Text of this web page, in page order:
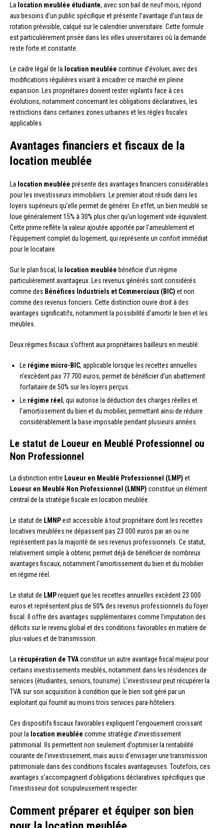
La location meublée étudiante, avec son bail de neuf mois, répond
aux besoins d’un public spécifique et présente l’avantage d’un taux de
rotation prévisible, calqué sur le calendrier universitaire. Cette formule
est particulièrement prisée dans les villes universitaires où la demande
reste forte et constante.
Le cadre légal de la location meublée continue d’évoluer, avec des
modifications régulières visant à encadrer ce marché en pleine
expansion. Les propriétaires doivent rester vigilants face à ces
évolutions, notamment concernant les obligations déclaratives, les
restrictions dans certaines zones urbaines et les règles fiscales
applicables.
Avantages financiers et fiscaux de la
location meublée
La location meublée présente des avantages financiers considérables
pour les investisseurs immobiliers. Le premier atout réside dans les
loyers supérieurs qu’elle permet de générer. En effet, un bien meublé se
loue généralement 15% à 30% plus cher qu’un logement vide équivalent.
Cette prime reflète la valeur ajoutée apportée par l’ameublement et
l’équipement complet du logement, qui représente un confort immédiat
pour le locataire.
Sur le plan fiscal, la location meublée bénéficie d’un régime
particulièrement avantageux. Les revenus générés sont considérés
comme des Bénéfices Industriels et Commerciaux (BIC) et non
comme des revenus fonciers. Cette distinction ouvre droit à des
avantages significatifs, notamment la possibilité d’amortir le bien et les
meubles.
Deux régimes fiscaux s’offrent aux propriétaires bailleurs en meublé:
Le régime micro-BIC, applicable lorsque les recettes annuelles
n’excèdent pas 77 700 euros, permet de bénéficier d’un abattement
forfaitaire de 50% sur les loyers perçus.
Le régime réel , qui autorise la déduction des charges réelles et
l’amortissement du bien et du mobilier, permettant ainsi de réduire
considérablement la base imposable pendant plusieurs années.
Le statut de Loueur en Meublé Professionnel ou
Non Professionnel
La distinction entre Loueur en Meublé Professionnel (LMP) et
Loueur en Meublé Non Professionnel (LMNP) constitue un élément
central de la stratégie fiscale en location meublée.
Le statut de LMNPest accessible à tout propriétaire dont les recettes
locatives meublées ne dépassent pas 23 000 euros par an ou ne
représentent pas la majorité de ses revenus professionnels. Ce statut,
relativement simple à obtenir, permet déjà de bénéficier de nombreux
avantages fiscaux, notamment l’amortissement du bien et du mobilier
en régime réel.
Le statut de LMPrequiert que les recettes annuelles excèdent 23 000
euros et représentent plus de 50% des revenus professionnels du foyer
fiscal. Il offre des avantages supplémentaires comme l’imputation des
déficits sur le revenu global et des conditions favorables en matière de
plus-values et de transmission.
La récupération de TVAconstitue un autre avantage fiscal majeur pour
certains investissements meublés, notamment dans les résidences de
services (étudiantes, seniors, tourisme). L’investisseur peut récupérer la
TVA sur son acquisition à condition que le bien soit géré par un
exploitant qui fournit au moins trois services para-hôteliers.
Ces dispositifs fiscaux favorables expliquent l’engouement croissant
pour la location meublée comme stratégie d’investissement
patrimonial. Ils permettent non seulement d’optimiser la rentabilité
courante de l’investissement, mais aussi d’envisager une transmission
patrimoniale dans des conditions fiscales avantageuses. Toutefois, ces
avantages s’accompagnent d’obligations déclaratives spécifiques que
l’investisseur doit scrupuleusement respecter.
Comment préparer et équiper son bien